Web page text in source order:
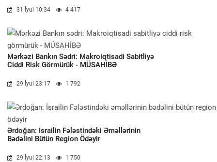
31 İyul 10:34 4 417
Mərkəzi Bankın Sədri: Makroiqtisadi Sabitliyə
Ciddi Risk Görmürük - MÜSAHİBƏ
29 İyul 23:17 1 792
Ərdoğan: İsrailin Fələstindəki Əməllərinin
Bədəlini Bütün Region Ödəyir
29 İyul 22:13 1 750